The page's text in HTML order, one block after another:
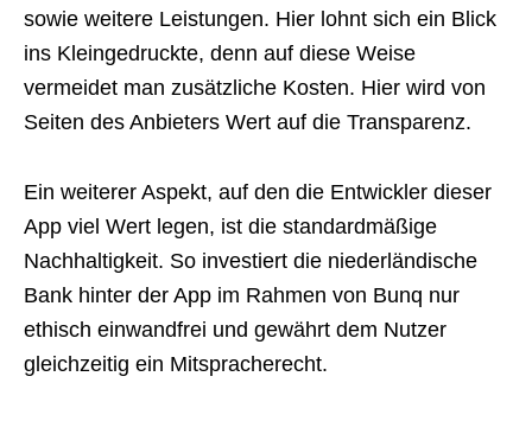
sowie weitere Leistungen. Hier lohnt sich ein Blick
ins Kleingedruckte, denn auf diese Weise
vermeidet man zusätzliche Kosten. Hier wird von
Seiten des Anbieters Wert auf die Transparenz.
Ein weiterer Aspekt, auf den die Entwickler dieser
App viel Wert legen, ist die standardmäßige
Nachhaltigkeit. So investiert die niederländische
Bank hinter der App im Rahmen von Bunq nur
ethisch einwandfrei und gewährt dem Nutzer
gleichzeitig ein Mitspracherecht.